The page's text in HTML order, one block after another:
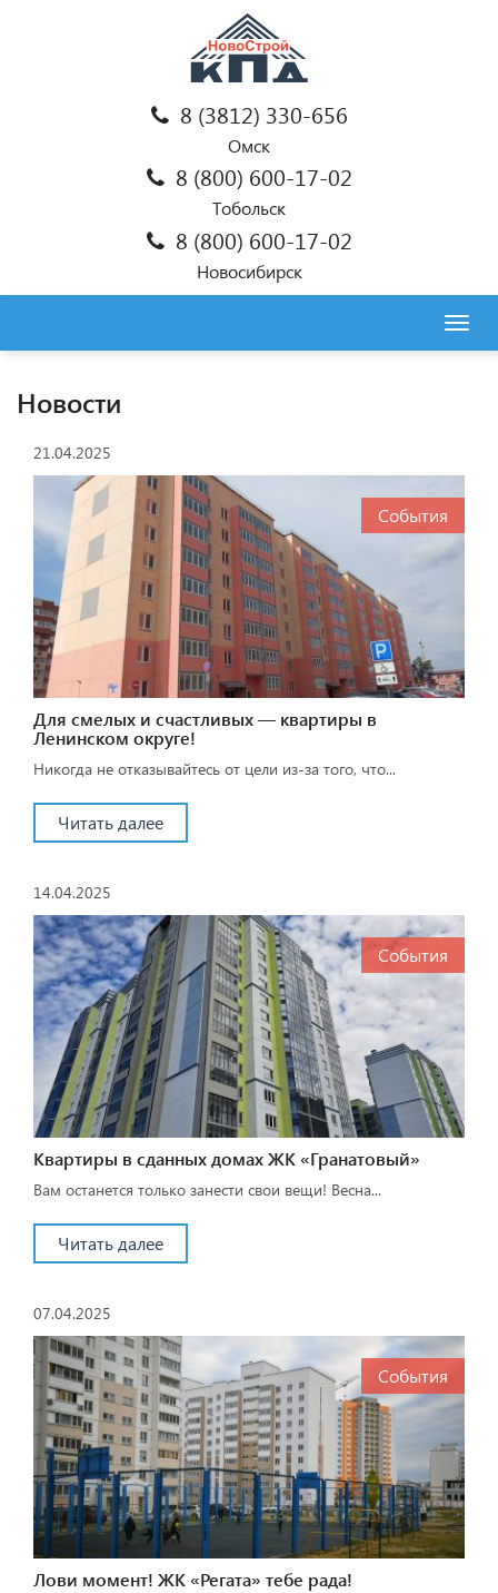
8 (3812) 330-656
Омск
8 (800) 600-17-02
Тобольск
8 (800) 600-17-02
Новосибирск
Новости
21.04.2025
События
Для смелых и счастливых — квартиры в
Ленинском округе!
Никогда не отказывайтесь от цели из-за того, что...
Читать далее
14.04.2025
События
Квартиры в сданных домах ЖК «Гранатовый»
Вам останется только занести свои вещи! Весна...
Читать далее
07.04.2025
События
Лови момент! ЖК «Регата» тебе рада!